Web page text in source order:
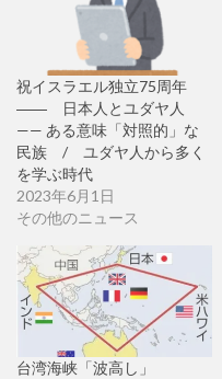
祝イスラエル独立75周年
―― 日本人とユダヤ人
—— ある意味「対照的」な
民族 / ユダヤ人から多く
を学ぶ時代
2023年6月1日
その他のニュース
台湾海峡「波高し」